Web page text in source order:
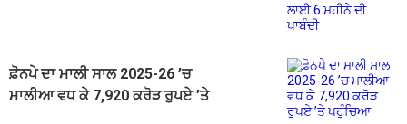
ਫ਼ੋਨਪੇ ਦਾ ਮਾਲੀ ਸਾਲ 2025-26 ’ਚ
ਮਾਲੀਆ ਵਧ ਕੇ 7,920 ਕਰੋੜ ਰੁਪਏ ’ਤੇ